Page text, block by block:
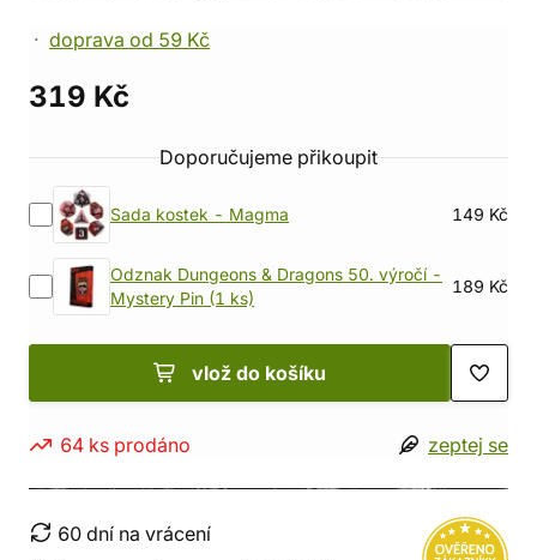
doprava od 59 Kč
319 Kč
Doporučujeme přikoupit
Sada kostek - Magma 149 Kč
Odznak Dungeons & Dragons 50. výročí -
Mystery Pin (1 ks)
189 Kč
vlož do košíku
64 ks prodáno zeptej se
60 dní na vrácení